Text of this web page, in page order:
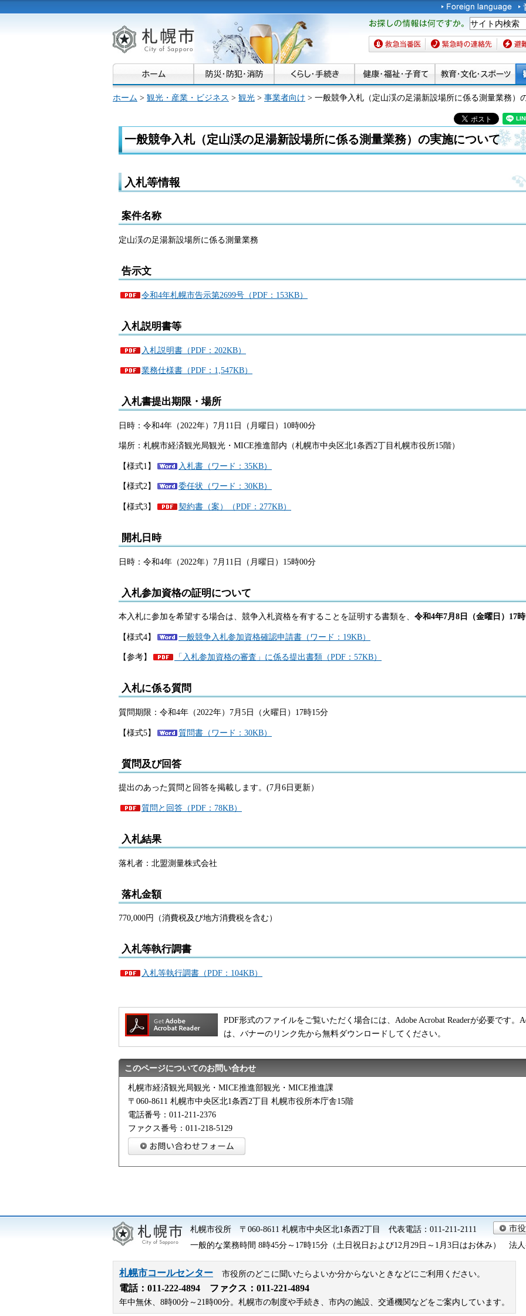
札幌市
お探しの情報は何です
か。
救急当番医 緊急時の連絡先 避難場
ホーム > 観光・産業・ビジネス > 観光 > 事業者向け > 一般競争入札（定山渓の足湯新設場所に係る測量業務）
一般競争入札（定山渓の足湯新設場所に係る測量業務）の実施について
入札等情報
案件名称
定山渓の足湯新設場所に係る測量業務
告示文
令和4年札幌市告示第2699号（PDF：153KB）
入札説明書等
入札説明書（PDF：202KB）
業務仕様書（PDF：1,547KB）
入札書提出期限・場所
日時：令和4年（2022年）7月11日（月曜日）10時00分
場所：札幌市経済観光局観光・MICE推進部内（札幌市中央区北1条西2丁目札幌市役所15階）
【様式1】 入札書（ワード：35KB）
【様式2】 委任状（ワード：30KB）
【様式3】 契約書（案）（PDF：277KB）
開札日時
日時：令和4年（2022年）7月11日（月曜日）15時00分
入札参加資格の証明について
本入札に参加を希望する場合は、競争入札資格を有することを証明する書類を、 令和4年7月8日（金曜日）17
【様式4】 一般競争入札参加資格確認申請書（ワード：19KB）
【参考】 「入札参加資格の審査」に係る提出書類（PDF：57KB）
入札に係る質問
質問期限：令和4年（2022年）7月5日（火曜日）17時15分
【様式5】 質問書（ワード：30KB）
質問及び回答
提出のあった質問と回答を掲載します。(7月6日更新）
質問と回答（PDF：78KB）
入札結果
落札者：北盟測量株式会社
落札金額
770,000円（消費税及び地方消費税を含む）
入札等執行調書
入札等執行調書（PDF：104KB）
PDF形式のファイルをご覧いただく場合には、Adobe Acrobat Readerが必要です。
は、バナーのリンク先から無料ダウンロードしてください。
このページについてのお問い合わせ
札幌市経済観光局観光・MICE推進部観光・MICE推進課
〒060-8611 札幌市中央区北1条西2丁目 札幌市役所本庁舎15階
電話番号：011-211-2376
ファクス番号：011-218-5129
札幌市役所 〒060-8611 札幌市中央区北1条西2丁目 代表電話：011-211-2111
一般的な業務時間 8時45分～17時15分（土日祝日および12月29日～1月3日はお休み） 法人
札幌市コールセンター 市役所のどこに聞いたらよいか分からないときなどにご利用ください。
電話： 011-222-4894 ファクス：011-221-4894
年中無休、8時00分～21時00分。札幌市の制度や手続き、市内の施設、交通機関などをご案内しています。